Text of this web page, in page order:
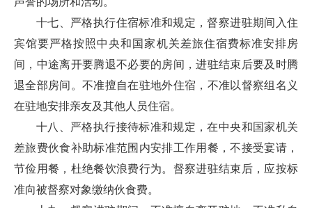
十七、严格执行住宿标准和规定，督察进驻期间入住
宾馆要严格按照中央和国家机关差旅住宿费标准安排房
间，中途离开要腾退不必要的房间，进驻结束后要及时腾
退全部房间。不准擅自在驻地外住宿，不准以督察组名义
在驻地安排亲友及其他人员住宿。
十八、严格执行接待标准和规定，在中央和国家机关
差旅费伙食补助标准范围内安排工作用餐，不接受宴请，
节俭用餐，杜绝餐饮浪费行为。督察进驻结束后，应按标
准向被督察对象缴纳伙食费。